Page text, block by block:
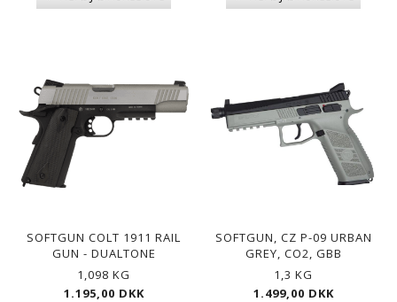
SOFTGUN COLT 1911 RAIL
GUN - DUALTONE
1,098 KG
1.195,00 DKK
SOFTGUN, CZ P-09 URBAN
GREY, CO2, GBB
1,3 KG
1.499,00 DKK